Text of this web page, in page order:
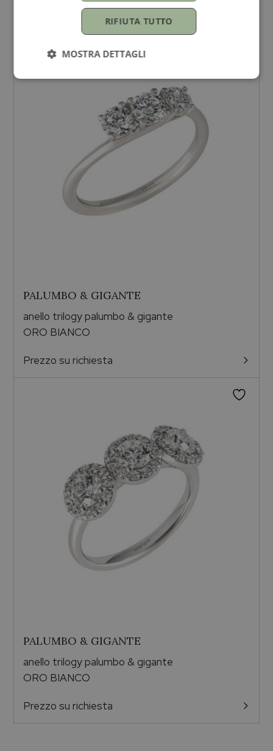
Prezzo su richiesta
PALUMBO & GIGANTE
anello trilogy palumbo & gigante
ORO BIANCO
Prezzo su richiesta
PALUMBO & GIGANTE
anello trilogy palumbo & gigante
ORO BIANCO
Prezzo su richiesta
RIFIUTA TUTTO
MOSTRA DETTAGLI